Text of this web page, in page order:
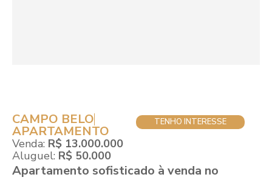
CAMPO BELO
APARTAMENTO
Venda: R$ 13.000.000
Aluguel: R$ 50.000
TENHO INTERESSE
Apartamento sofisticado à venda no